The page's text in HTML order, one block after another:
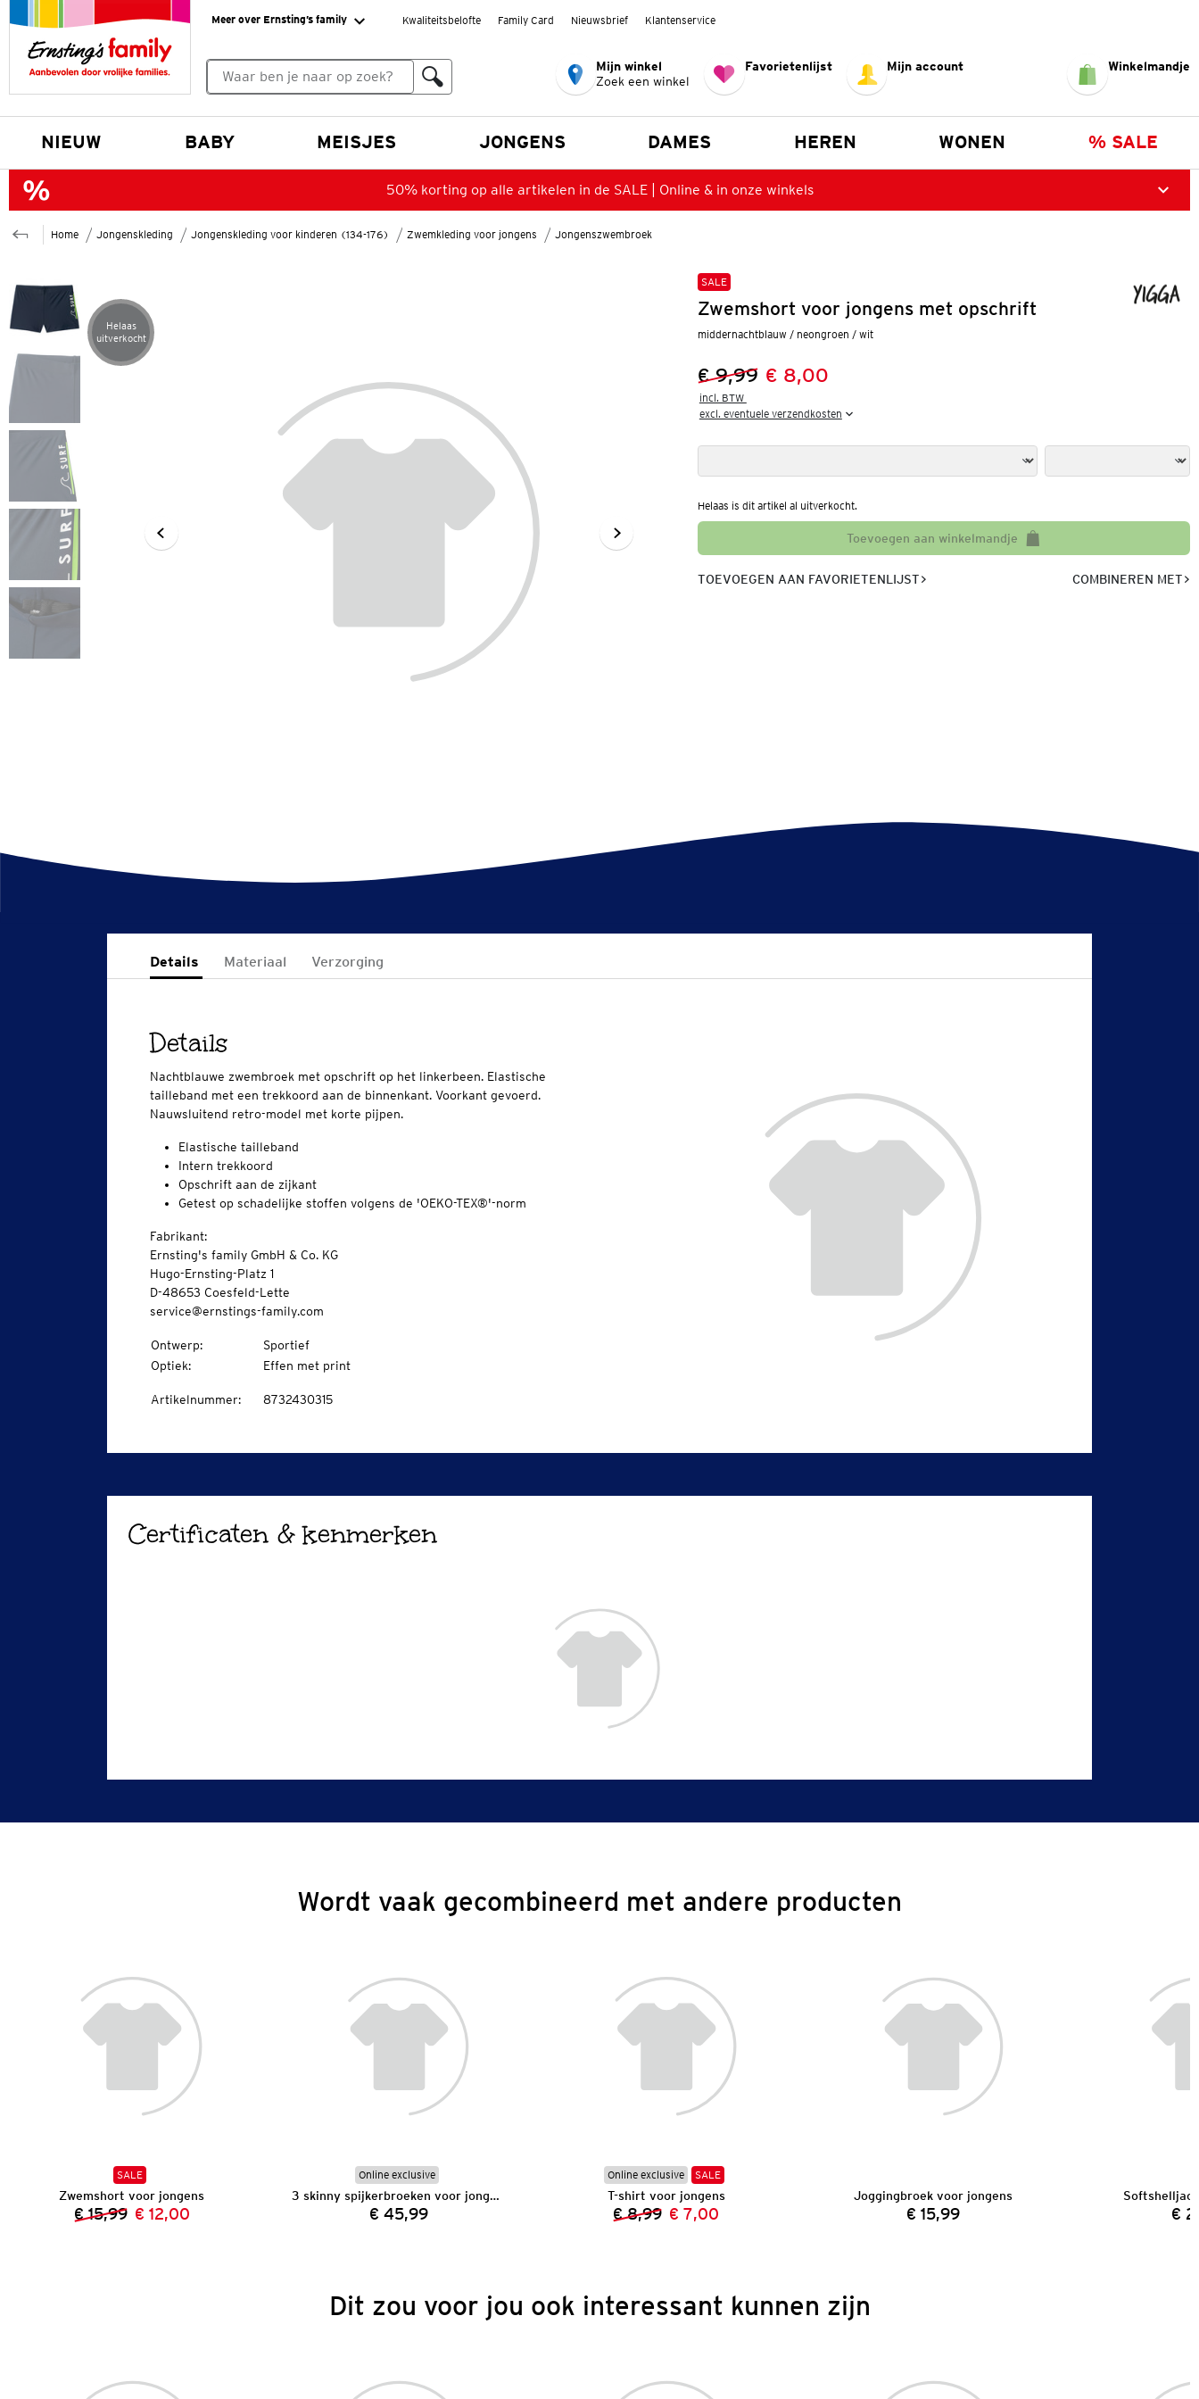
Meer over Ernsting’s family Kwaliteitsbelofte Family Card Nieuwsbrief Klantenservice
Mijn winkel
Zoek een winkel
Favorietenlijst Mijn account Winkelmandje
NIEUW BABY MEISJES JONGENS DAMES HEREN WONEN % SALE
50% korting op alle artikelen in de SALE | Online & in onze winkels
Home Jongenskleding Jongenskleding voor kinderen (134-176) Zwemkleding voor jongens Jongenszwembroek
Artikel helaas uitverkocht
Helaas
uitverkocht
SALE
Zwemshort voor jongens met opschrift
middernachtblauw / neongroen / wit
Vorige prijs:
€ 9,99
Nieuwe prijs:
€ 8,00
incl. BTW
excl. eventuele verzendkosten
Helaas is dit artikel al uitverkocht.
Toevoegen aan winkelmandje
TOEVOEGEN AAN FAVORIETENLIJST COMBINEREN MET
Details Materiaal Verzorging
Details
Nachtblauwe zwembroek met opschrift op het linkerbeen. Elastische
tailleband met een trekkoord aan de binnenkant. Voorkant gevoerd.
Nauwsluitend retro-model met korte pijpen.
Elastische tailleband
Intern trekkoord
Opschrift aan de zijkant
Getest op schadelijke stoffen volgens de 'OEKO-TEX®'-norm
Fabrikant:
Ernsting's family GmbH & Co. KG
Hugo-Ernsting-Platz 1
D-48653 Coesfeld-Lette
service@ernstings-family.com
Ontwerp:
Sportief
Optiek: Effen met print
Artikelnummer: 8732430315
Certificaten & kenmerken
Wordt vaak gecombineerd met andere producten
SALE
Zwemshort voor jongens
Vorige prijs:
€ 15,99 Nieuwe prijs:
€ 12,00
Online exclusive
3 skinny spijkerbroeken voor jongens
Prijs:
€ 45,99
Online exclusive SALE
T-shirt voor jongens
Vorige prijs:
€ 8,99 Nieuwe prijs:
€ 7,00
Joggingbroek voor jongens
Prijs:
€ 15,99 €
Dit zou voor jou ook interessant kunnen zijn